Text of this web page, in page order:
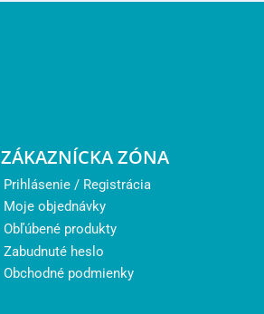
ZÁKAZNÍCKA ZÓNA
Prihlásenie / Registrácia
Moje objednávky
Obľúbené produkty
Zabudnuté heslo
Obchodné podmienky